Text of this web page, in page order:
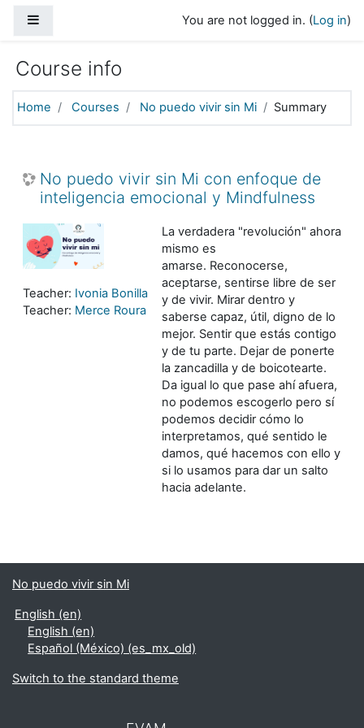
You are not logged in. (Log in)
Course info
Home Courses No puedo vivir sin Mi Summary
No puedo vivir sin Mi con enfoque de
inteligencia emocional y Mindfulness
La verdadera "revolución" ahora
mismo es
amarse. Reconocerse,
aceptarse, sentirse libre de ser
y de vivir. Mirar dentro y
saberse capaz, útil, digno de lo
mejor. Sentir que estás contigo
y de tu parte. Dejar de ponerte
la zancadilla y de boicotearte.
Da igual lo que pase ahí afuera,
no podemos escogerlo pero sí
podemos decidir cómo lo
interpretamos, qué sentido le
damos, qué hacemos con ello y
si lo usamos para dar un salto
hacia adelante.
Teacher: Ivonia Bonilla
Teacher: Merce Roura
No puedo vivir sin Mi
English ‎(en)‎
English ‎(en)‎
Español (México) ‎(es_mx_old)‎
Switch to the standard theme